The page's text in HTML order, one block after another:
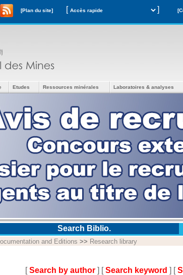
[Plan du site] [ ]
Etudes Ressources minérales Laboratoires & analyses
Search Biblio.
and Editions >> Research library
[Search by author ] [Search keyword ] [